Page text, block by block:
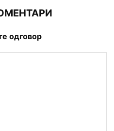
одговор